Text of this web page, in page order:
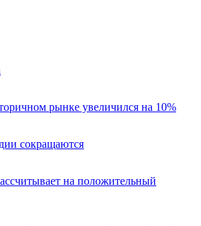
рынке увеличился на 10%
сокращаются
на положительный